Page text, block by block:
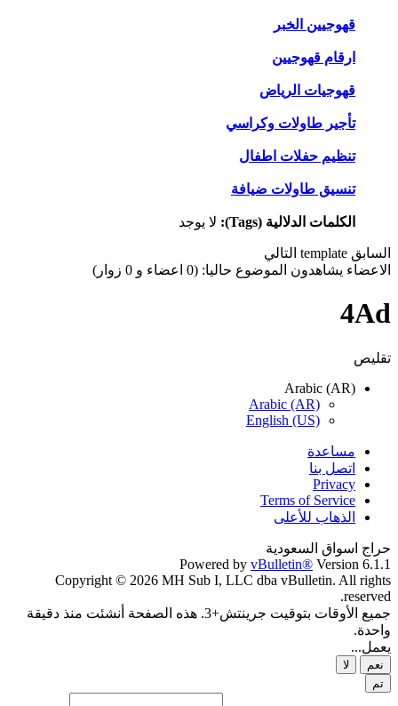
قهوجيين الخبر
ارقام قهوجيين
قهوجيات الرياض
تأجير طاولات وكراسي
تنظيم حفلات اطفال
تنسيق طاولات ضيافة
الكلمات الدلالية (Tags): لا يوجد
السابق template التالي
الاعضاء يشاهدون الموضوع حاليا: (0 اعضاء و 0 زوار)
4Ad
تقليص
Arabic (AR)
Arabic (AR)
English (US)
مساعدة
اتصل بنا
Privacy
Terms of Service
الذهاب للأعلى
حراج اسواق السعودية
Powered by vBulletin® Version 6.1.1
Copyright © 2026 MH Sub I, LLC dba vBulletin. All rights
reserved.
جميع الأوقات بتوقيت جرينتش+3. هذه الصفحة أنشئت منذ دقيقة
واحدة.
يعمل...
نعم
لا
تم